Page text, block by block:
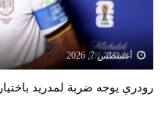
أغسطس 7, 2026
رودري يوجه ضربة لمدريد